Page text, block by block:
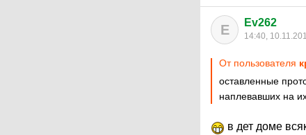
E Ev262
14:40,
От пользователя
оставленные
наплевавших на
в дет доме